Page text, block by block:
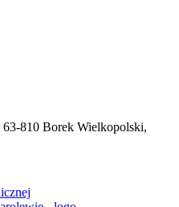
810 Borek Wielkopolski,